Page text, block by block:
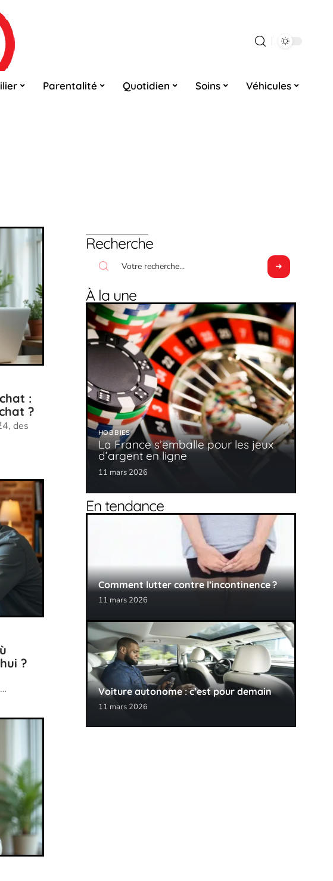
Parentalité Quotidien Soins Véhicules
:
?
des
?
…
Recherche
À la une
HOBBIES
La France s’emballe pour les jeux
d’argent en ligne
11 mars 2026
En tendance
Comment lutter contre l’incontinence ?
11 mars 2026
Voiture autonome : c’est pour demain
11 mars 2026